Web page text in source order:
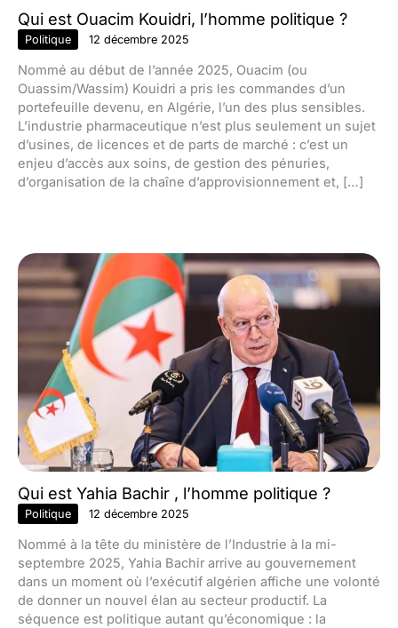
Qui est Ouacim Kouidri, l’homme politique ?
Politique 12 décembre 2025
Nommé au début de l’année 2025, Ouacim (ou
Ouassim/Wassim) Kouidri a pris les commandes d’un
portefeuille devenu, en Algérie, l’un des plus sensibles.
L’industrie pharmaceutique n’est plus seulement un sujet
d’usines, de licences et de parts de marché : c’est un
enjeu d’accès aux soins, de gestion des pénuries,
d’organisation de la chaîne d’approvisionnement et, […]
Qui est Yahia Bachir , l’homme politique ?
Politique 12 décembre 2025
Nommé à la tête du ministère de l’Industrie à la mi-
septembre 2025, Yahia Bachir arrive au gouvernement
dans un moment où l’exécutif algérien affiche une volonté
de donner un nouvel élan au secteur productif. La
séquence est politique autant qu’économique : la